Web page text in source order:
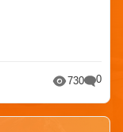
730 0